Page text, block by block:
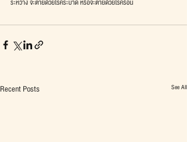
ระหว่าง จะตายด้วยโรคระบาด หรือจะตายด้วยโรคร้อน
Recent Posts See All